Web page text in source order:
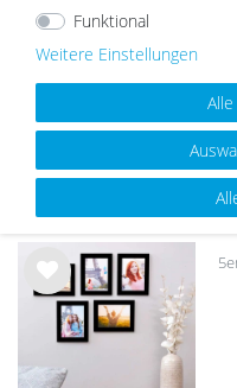
hlist
e
Wu
hlist
Funktional
Weitere Einstellungen